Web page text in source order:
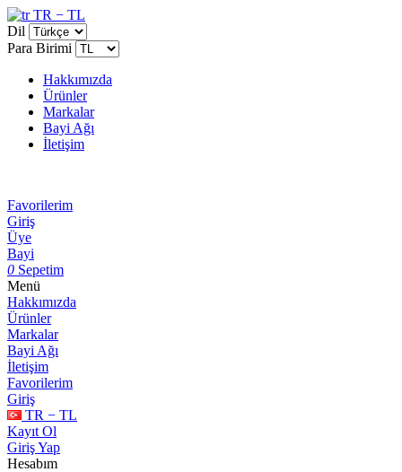
TR − TL
Dil
Para Birimi
Hakkımızda
Ürünler
Markalar
Bayi Ağı
İletişim
Favorilerim
Giriş
Üye
Bayi
0 Sepetim
Menü
Hakkımızda
Ürünler
Markalar
Bayi Ağı
İletişim
Favorilerim
Giriş
TR − TL
Kayıt Ol
Giriş Yap
Hesabım